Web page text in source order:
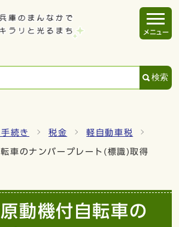
検索
メニュー
続き 税金 軽自動車税
車のナンバープレート(標識)取得
動機付自転車の